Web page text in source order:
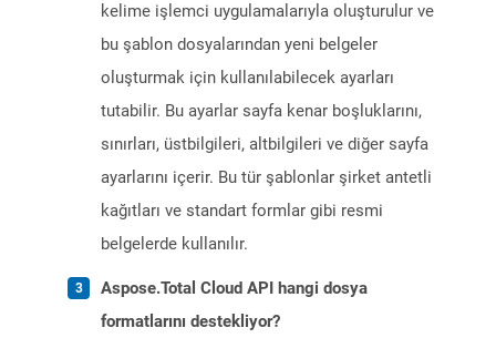
kelime işlemci uygulamalarıyla oluşturulur ve
bu şablon dosyalarından yeni belgeler
oluşturmak için kullanılabilecek ayarları
tutabilir. Bu ayarlar sayfa kenar boşluklarını,
sınırları, üstbilgileri, altbilgileri ve diğer sayfa
ayarlarını içerir. Bu tür şablonlar şirket antetli
kağıtları ve standart formlar gibi resmi
belgelerde kullanılır.
Aspose.Total Cloud API hangi dosya
formatlarını destekliyor?